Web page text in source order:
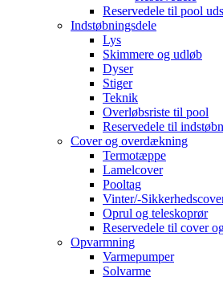
Reservedele til pool
Indstøbningsdele
Lys
Skimmere og udløb
Dyser
Stiger
Teknik
Overløbsriste til pool
Reservedele til
Cover og overdækning
Termotæppe
Lamelcover
Pooltag
Vinter/-
Oprul og teleskoprør
Reservedele til cover
Opvarmning
Varmepumper
Solvarme